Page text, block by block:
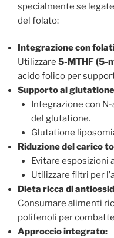
specialmente se
del folato:
Integrazione con
Utilizzare 5-MTHF
acido folico per
Supporto al
Integrazione con
del glutatione.
Glutatione
Riduzione del carico
Evitare esposizioni
Utilizzare filtri per
Dieta ricca di
Consumare alimenti
polifenoli per
Approccio integrato: